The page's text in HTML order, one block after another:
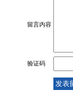
留言内容
验证码